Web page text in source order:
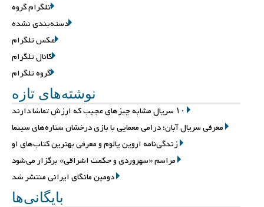
تلگرام گروه
دسته‌بندی نشده
عکس تلگرام
کانال تلگرام
گروه تلگرام
نوشته‌های تازه
۱۰ سریال مشابه چیزهای عجیب که ارزش تماشا دارند
معرفی سریال آبان؛ درامی معمایی با بازی درخشان ستاره‌های سینما
زندگی‌نامه اروین یالوم و معرفی بهترین کتاب‌های او
مراسم «سهروردی و حکمت اشراقی» برگزار می‌شود
دومین مانگای ایرانی منتشر شد
بایگانی‌ها